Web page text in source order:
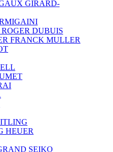
GIRARD-
ROGER DUBUIS
FRANCK MULLER
HEUER
SEIKO